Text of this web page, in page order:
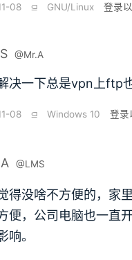
08 ⫑ GNU/Linux 登录
@Mr.A
决一下总是vpn上ftp
08 ⫑ Windows 10 登录
@LMS
得没啥不方便的，家
便，公司电脑也一直
响。